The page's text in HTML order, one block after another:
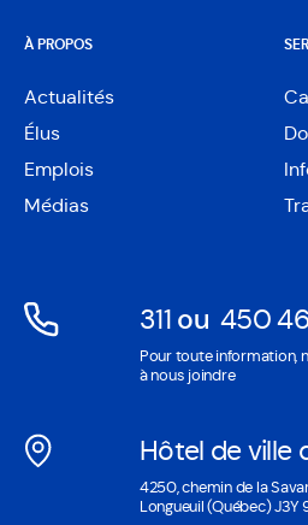
À PROPOS
Actualités
Élus
Emplois
Médias
311Ouvre
dans
fenêtre
ou 450
Pour toute information,
à nous joindre
Hôtel de ville
4250, chemin de la
Longueuil (Québec) J3Y